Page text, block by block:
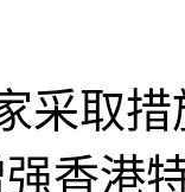
取措
香港